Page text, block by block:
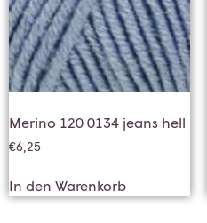
Merino 120 0134 jeans hell
€6,25
In den Warenkorb